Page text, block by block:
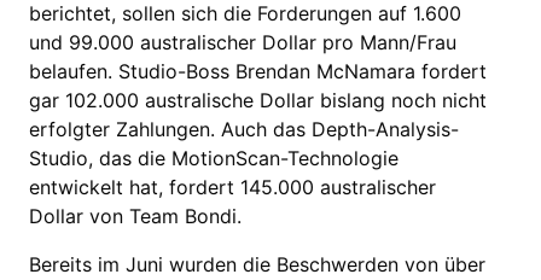
berichtet, sollen sich die Forderungen auf 1.600
und 99.000 australischer Dollar pro Mann/Frau
belaufen. Studio-Boss Brendan McNamara fordert
gar 102.000 australische Dollar bislang noch nicht
erfolgter Zahlungen. Auch das Depth-Analysis-
Studio, das die MotionScan-Technologie
entwickelt hat, fordert 145.000 australischer
Dollar von Team Bondi.
Bereits im Juni wurden die Beschwerden von über